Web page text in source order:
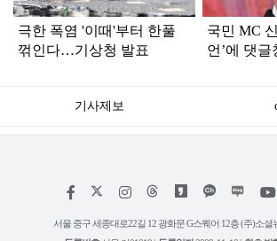
극한 폭염 '이때'부터 한풀
꺾인다…기상청 발표
국민 MC
언’에 댓
기사제보
페
스
인
타
서울 중구 세종대로22길 12 광화문 G스퀘어 12층 (주)소셜